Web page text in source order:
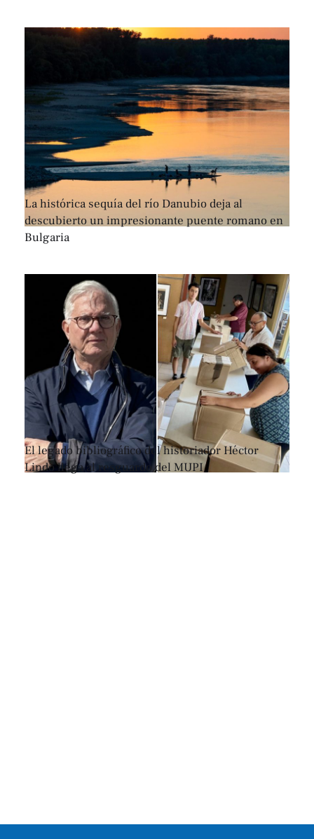
La histórica sequía del río Danubio deja al
descubierto un impresionante puente romano en
Bulgaria
El legado bibliográfico del historiador Héctor
Lindo llega al resguardo del MUPI